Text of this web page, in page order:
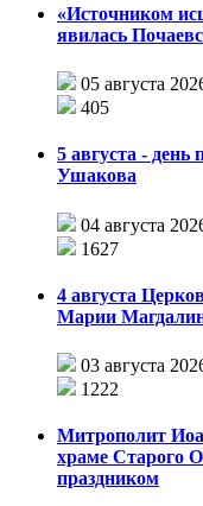
«Источником
явилась
05 августа
405
5 августа - день
Ушакова
04 августа
1627
4 августа
Марии
03 августа
1222
Митрополит
храме Старого
праздником